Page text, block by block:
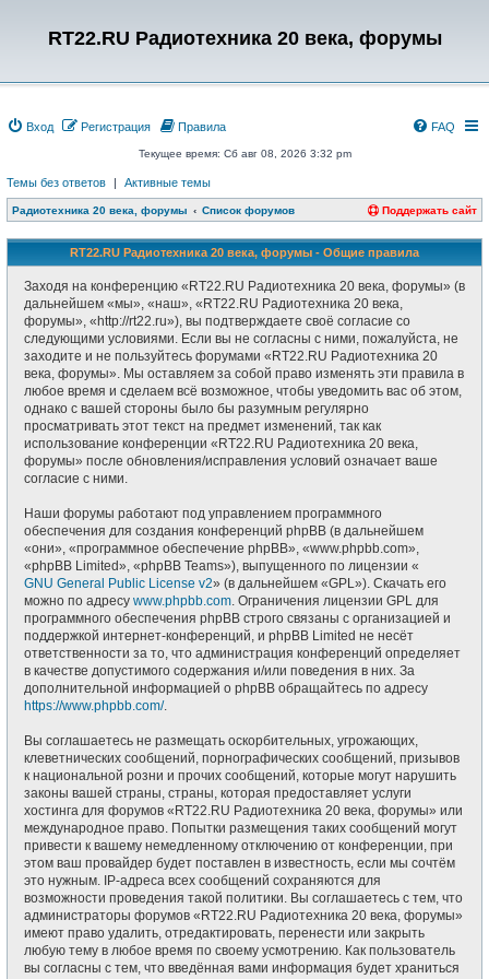
RT22.RU Радиотехника 20 века, форумы
Вход Регистрация FAQ
Правила
Текущее время: Сб авг 08, 2026 3:32 pm
Темы без ответов | Активные темы
Радиотехника 20 века, форумы Список форумов Поддержать сайт
RT22.RU Радиотехника 20 века, форумы - Общие правила
Заходя на конференцию «RT22.RU Радиотехника 20 века, форумы» (в
дальнейшем «мы», «наш», «RT22.RU Радиотехника 20 века,
форумы», «http://rt22.ru»), вы подтверждаете своё согласие со
следующими условиями. Если вы не согласны с ними, пожалуйста, не
заходите и не пользуйтесь форумами «RT22.RU Радиотехника 20
века, форумы». Мы оставляем за собой право изменять эти правила в
любое время и сделаем всё возможное, чтобы уведомить вас об этом,
однако с вашей стороны было бы разумным регулярно
просматривать этот текст на предмет изменений, так как
использование конференции «RT22.RU Радиотехника 20 века,
форумы» после обновления/исправления условий означает ваше
согласие с ними.
Наши форумы работают под управлением программного
обеспечения для создания конференций phpBB (в дальнейшем
«они», «программное обеспечение phpBB», «www.phpbb.com»,
«phpBB Limited», «phpBB Teams»), выпущенного по лицензии «
GNU General Public License v2» (в дальнейшем «GPL»). Скачать его
можно по адресу www.phpbb.com. Ограничения лицензии GPL для
программного обеспечения phpBB строго связаны с организацией и
поддержкой интернет-конференций, и phpBB Limited не несёт
ответственности за то, что администрация конференций определяет
в качестве допустимого содержания и/или поведения в них. За
дополнительной информацией о phpBB обращайтесь по адресу
https://www.phpbb.com/.
Вы соглашаетесь не размещать оскорбительных, угрожающих,
клеветнических сообщений, порнографических сообщений, призывов
к национальной розни и прочих сообщений, которые могут нарушить
законы вашей страны, страны, которая предоставляет услуги
хостинга для форумов «RT22.RU Радиотехника 20 века, форумы» или
международное право. Попытки размещения таких сообщений могут
привести к вашему немедленному отключению от конференции, при
этом ваш провайдер будет поставлен в известность, если мы сочтём
это нужным. IP-адреса всех сообщений сохраняются для
возможности проведения такой политики. Вы соглашаетесь с тем, что
администраторы форумов «RT22.RU Радиотехника 20 века, форумы»
имеют право удалить, отредактировать, перенести или закрыть
любую тему в любое время по своему усмотрению. Как пользователь
вы согласны с тем, что введённая вами информация будет храниться